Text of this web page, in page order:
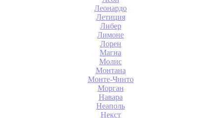
Леонардо
Летиция
Либер
Лимоне
Лорен
Магна
Молис
Монтана
Монте-Чинто
Морган
Навара
Неаполь
Некст